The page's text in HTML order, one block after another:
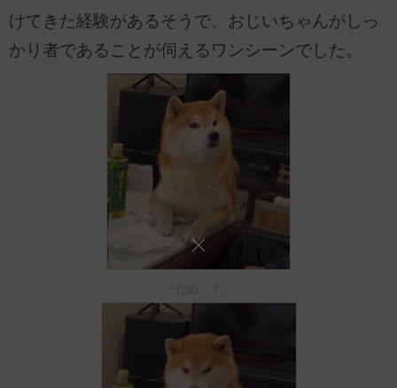
けてきた経験があるそうで、おじいちゃんがしっ
かり者であることが伺えるワンシーンでした。
「だめ…？」